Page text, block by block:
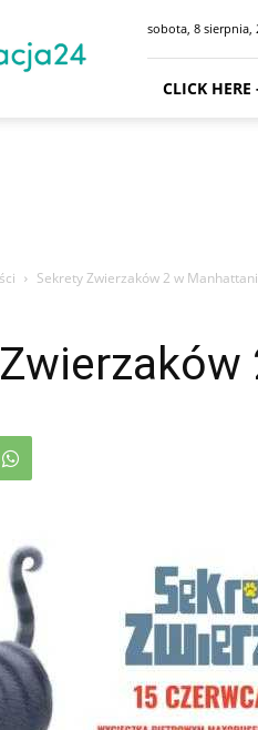
sobota, 8 sierpnia,
CLICK HERE
Sekrety Zwierzaków 2 w